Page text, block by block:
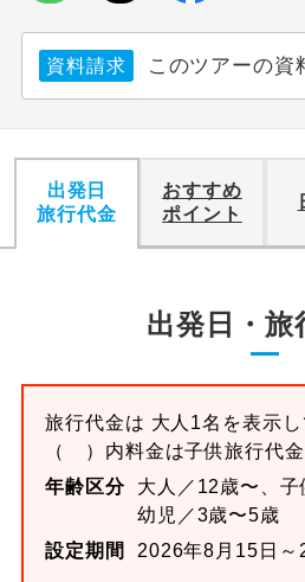
資料請求 このツアーの資
出発日
旅行代金
おすすめ
ポイント
出発日・旅
旅行代金は 大人1名を表示し
（ ）内料金は子供旅行代金
年齢区分
大人／12歳〜、子
幼児／3歳〜5歳
設定期間
2026年8月15日～
ス2席利用
す。